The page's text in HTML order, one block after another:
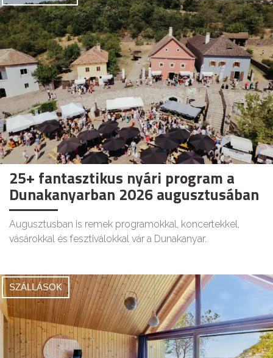
25+ fantasztikus nyári program a
Dunakanyarban 2026 augusztusában
Augusztusban is remek programokkal, koncertekkel,
vásárokkal és fesztiválokkal vár a Dunakanyar.
SZÁLLÁSOK